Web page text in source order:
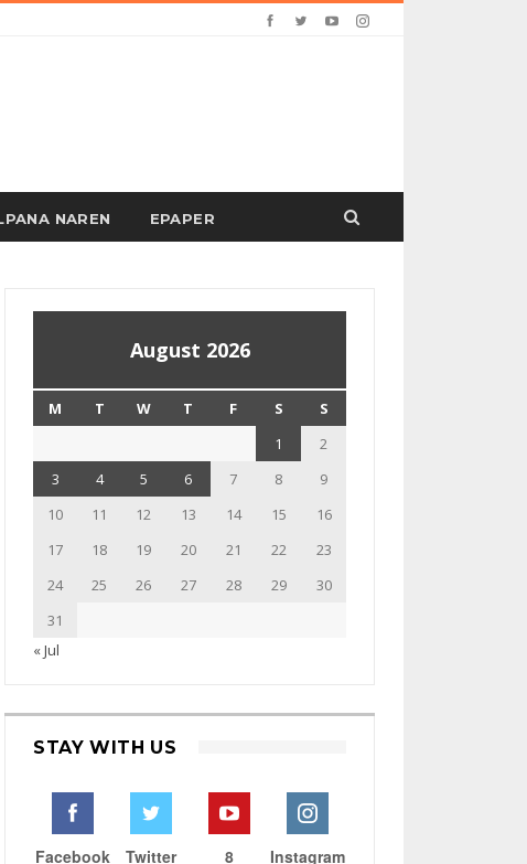
NAREN EPAPER
August 2026
M T W T F S
S
1
2
3
4 5 6 7 8
9
10
11 12 13 14 15
16
17
18 19 20 21 22
23
24
25 26 27 28 29
30
31
« Jul
STAY WITH US
Facebook Twitter 8 Instagram